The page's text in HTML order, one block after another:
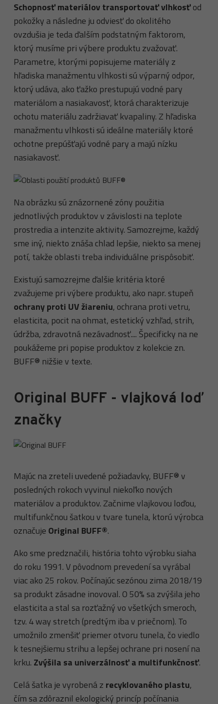
Schopnosť materiálov transportovať vlhkosťod
pokožky a následne ju odviesť do okolitého
ovzdušia je teda ďalším podstatným faktorom,
ktorý musíme pri výbere produktu zvažovať.
Parametre, ktorými popisujeme materiály z
hľadiska manažmentu vlhkosti sú výparný odpor,
ktorý udáva, ako ťažko prestupujú vodné pary
materiálom a nasiakavosť, ktorá charakterizuje
ochotu materiálu zadržiavať kvapaliny. Z hľadiska
manažmentu vlhkosti sú ideálne materiály ktoré
ochotne prepúšťajú vodné pary a majú nízku
nasiakavosť.
Na obrázku sú znázornené zóny použitia
jednotlivých produktov v závislosti na teplote
prostredia a intenzite aktivity. Samozrejme, každý
sme iný, niekto znáša chlad lepšie, niekto sa menej
potí, takže oblasti treba individuálne prispôsobiť.
Existujú samozrejme ďalšie kritéria ktoré
zvažujeme pri výbere produktu, ako napr. stupeň
ochrany proti UV žiareniu, ochrana proti vetru,
elasticita, pocit na ohmat, estetický vzhľad, strih,
údržba, zdravotná nezávadnosť.... Špecificky na ne
poukážeme pri popise produktov z kolekcie zn.
BUFF® nižšie v texte.
Original BUFF - vlajková loď
značky
Majúc na zreteli uvedené požiadavky, BUFF® v
posledných rokoch vyvinul niekoľko nových
materiálov a produktov. Začnime vlajkovou loďou,
multifunkčnou šatkou v tvare tunela, ktorú výrobca
označuje Original BUFF®.
Ako sme predznačili, história tohto výrobku siaha
do roku 1991. V pôvodnom prevedení sa vyrábal
viac ako 25 rokov. Počínajúc sezónou zima 2018/19
sa produkt zásadne inovoval. O 50% sa zvýšila jeho
elasticita a stal sa rozťažný vo všetkých smeroch,
tzv. 4 way stretch (predtým iba v priečnom). To
umožnilo zmenšiť priemer otvoru tunela, čo viedlo
k tesnejšiemu strihu a lepšej ochrane pri nosení na
krku. Zvýšila sa univerzálnosť a multifunkčnosť.
Celá šatka je vyrobená z recyklovaného plastu,
čím sa zdôraznil ekologický princíp počínania